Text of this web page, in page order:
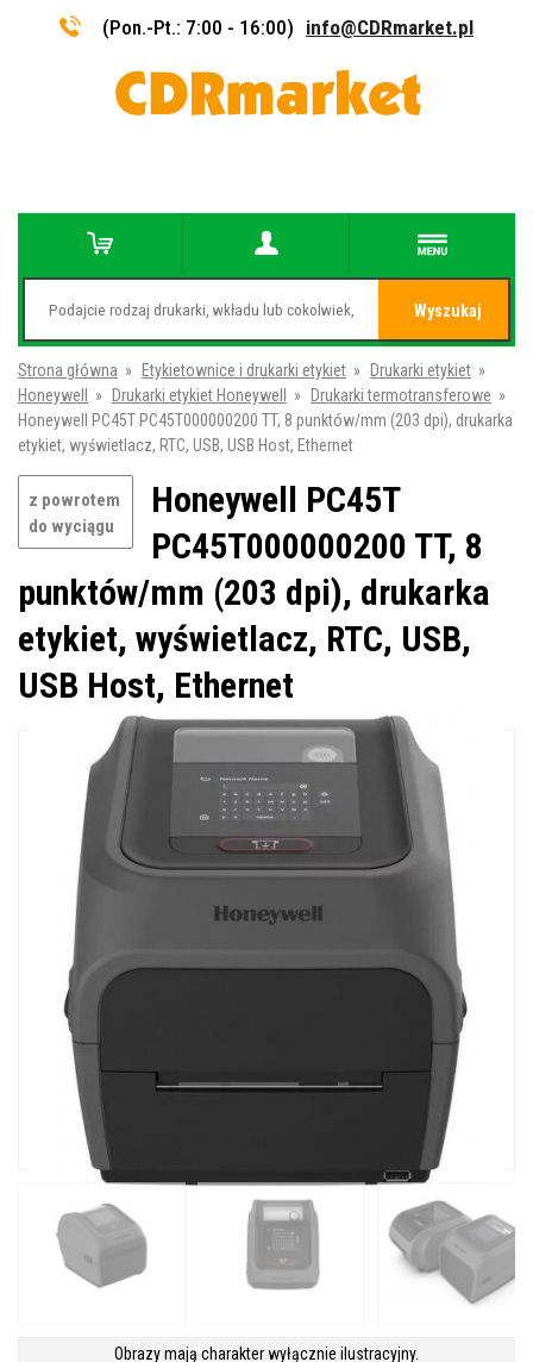
(Pon.-Pt.: 7:00 - 16:00) info@CDRmarket.pl
Wyszukaj
Strona główna » Etykietownice i drukarki etykiet » Drukarki etykiet »
Honeywell
» Drukarki etykiet Honeywell » Drukarki termotransferowe »
Honeywell PC45T PC45T000000200 TT, 8 punktów/mm (203 dpi), drukarka
etykiet, wyświetlacz, RTC, USB, USB Host, Ethernet
z powrotem
do wyciągu
Honeywell PC45T
PC45T000000200 TT, 8
punktów/mm (203 dpi), drukarka
etykiet, wyświetlacz, RTC, USB,
USB Host, Ethernet
Obrazy mają charakter wyłącznie ilustracyjny.